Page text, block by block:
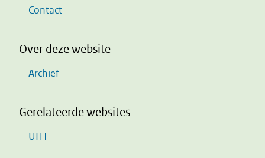
Contact
Over deze website
Archief
Gerelateerde websites
UHT